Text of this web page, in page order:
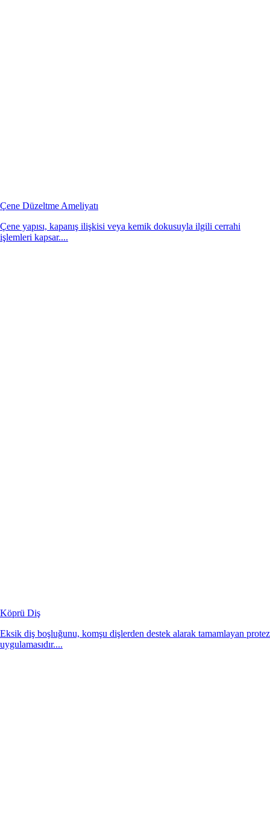
Çene Düzeltme Ameliyatı
Çene yapısı, kapanış ilişkisi veya kemik dokusuyla ilgili cerrahi
işlemleri kapsar....
Köprü Diş
Eksik diş boşluğunu, komşu dişlerden destek alarak tamamlayan protez
uygulamasıdır....